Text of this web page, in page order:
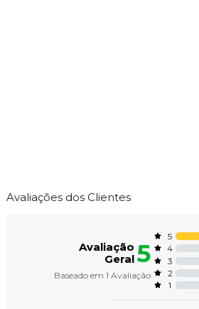
Avaliações dos Clientes
Avaliação
Geral5
Baseado em 1 Avaliação
5
4
3
2
1